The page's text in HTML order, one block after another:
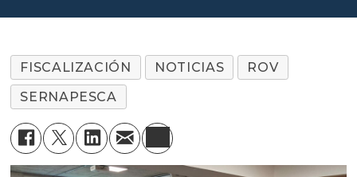
FISCALIZACIÓN NOTICIAS
ROV
SERNAPESCA